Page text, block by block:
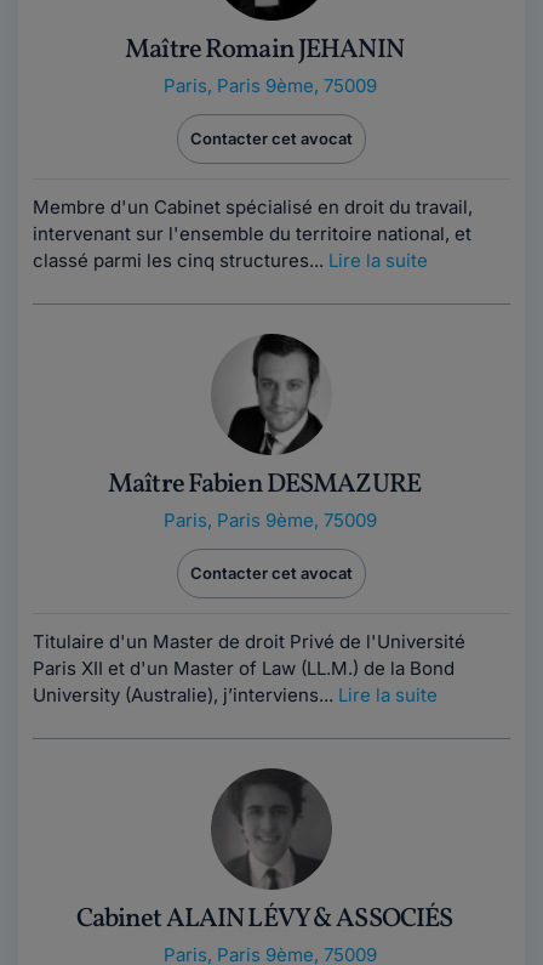
Maître Romain JEHANIN
Paris, Paris 9ème, 75009
Contacter cet avocat
Membre d'un Cabinet spécialisé en droit du travail,
intervenant sur l'ensemble du territoire national, et
classé parmi les cinq structures... Lire la suite
Maître Fabien DESMAZURE
Paris, Paris 9ème, 75009
Contacter cet avocat
Titulaire d'un Master de droit Privé de l'Université
Paris XII et d'un Master of Law (LL.M.) de la Bond
University (Australie), j’interviens... Lire la suite
Cabinet ALAIN LÉVY & ASSOCIÉS
Paris, Paris 9ème, 75009